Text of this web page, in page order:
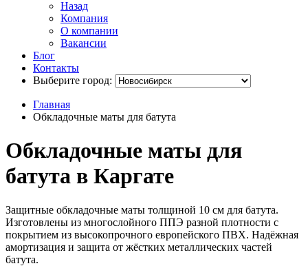
Назад
Компания
О компании
Вакансии
Блог
Контакты
Выберите город:
Главная
Обкладочные маты для батута
Обкладочные маты для
батута в Каргате
Защитные обкладочные маты толщиной 10 см для батута.
Изготовлены из многослойного ППЭ разной плотности с
покрытием из высокопрочного европейского ПВХ. Надёжная
амортизация и защита от жёстких металлических частей
батута.